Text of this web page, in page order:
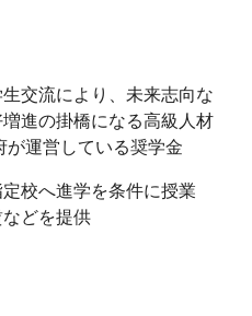
交流により、未来志向な
進の掛橋になる高級人材
運営している奨学金
校へ進学を条件に授業
どを提供